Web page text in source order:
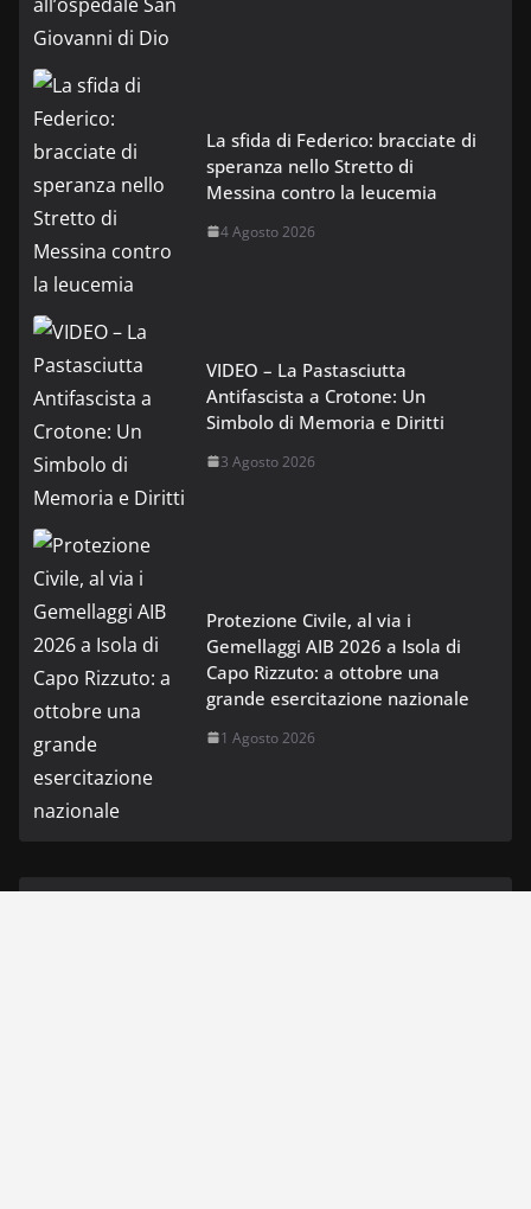
La sfida di Federico: bracciate di
speranza nello Stretto di
Messina contro la leucemia
4 Agosto 2026
VIDEO – La Pastasciutta
Antifascista a Crotone: Un
Simbolo di Memoria e Diritti
3 Agosto 2026
Protezione Civile, al via i
Gemellaggi AIB 2026 a Isola di
Capo Rizzuto: a ottobre una
grande esercitazione nazionale
1 Agosto 2026